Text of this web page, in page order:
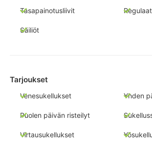
Tasapainotusliivit
Säiliöt
Tarjoukset
Venesukellukset Yhden
Puolen päivän risteilyt
Virtausukellukset